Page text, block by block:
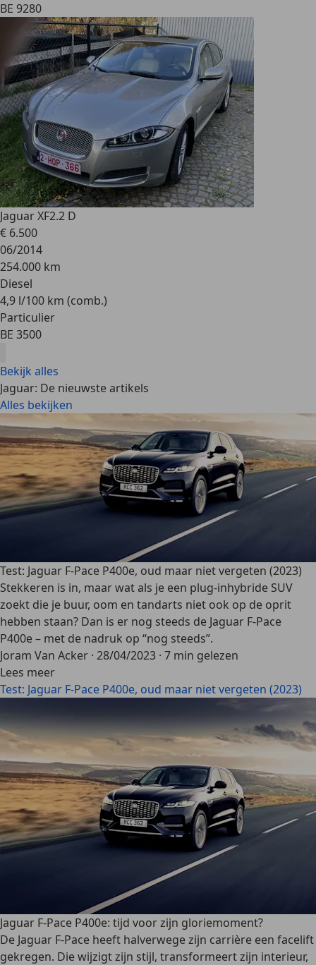
BE 9280
Jaguar XF2.2 D
€ 6.500
06/2014
254.000 km
Diesel
4,9 l/100 km (comb.)
Particulier
BE 3500
Bekijk alles
Jaguar: De nieuwste artikels
Alles bekijken
Test: Jaguar F-Pace P400e, oud maar niet vergeten (2023)
Stekkeren is in, maar wat als je een plug-inhybride SUV
zoekt die je buur, oom en tandarts niet ook op de oprit
hebben staan? Dan is er nog steeds de Jaguar F-Pace
P400e – met de nadruk op “nog steeds”.
Joram Van Acker · 28/04/2023 · 7 min gelezen
Lees meer
Test: Jaguar F-Pace P400e, oud maar niet vergeten (2023)
Jaguar F-Pace P400e: tijd voor zijn gloriemoment?
De Jaguar F-Pace heeft halverwege zijn carrière een facelift
gekregen. Die wijzigt zijn stijl, transformeert zijn interieur,